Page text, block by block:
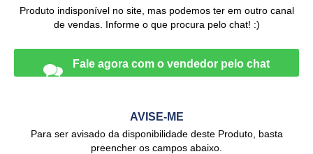
Produto indisponível no site, mas podemos ter em outro canal
de vendas. Informe o que procura pelo chat! :)
AVISE-ME
Para ser avisado da disponibilidade deste Produto, basta
preencher os campos abaixo.